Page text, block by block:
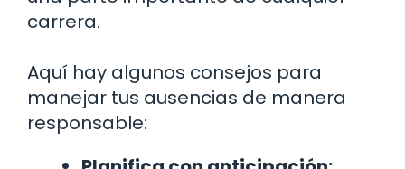
carrera.
Aquí hay algunos consejos para
manejar tus ausencias de manera
responsable: